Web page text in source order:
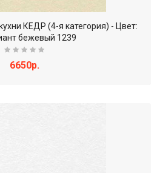
КЕДР (4-я категория) - Цвет:
бежевый 1239
6650р.